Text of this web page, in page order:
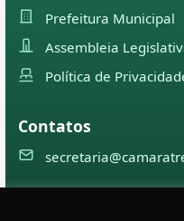
Prefeitura Municipal
Assembleia
Política de
Contatos